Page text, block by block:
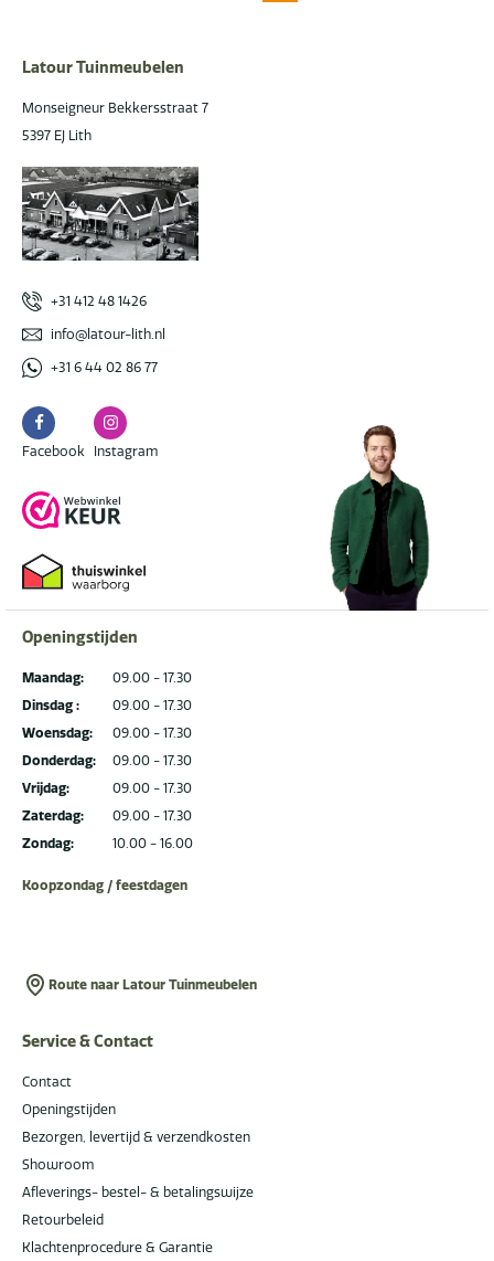
Latour Tuinmeubelen
Monseigneur Bekkersstraat 7
5397 EJ Lith
+31 412 48 1426
info@latour-lith.nl
+31 6 44 02 86 77
Facebook
Facebook
Instagram
Instagram
Openingstijden
Maandag:
Dinsdag :
Woensdag:
Donderdag:
Vrijdag:
Zaterdag:
Zondag:
09.00 - 17.30
09.00 - 17.30
09.00 - 17.30
09.00 - 17.30
09.00 - 17.30
09.00 - 17.30
10.00 - 16.00
Koopzondag / feestdagen
Route naar Latour Tuinmeubelen
Service & Contact
Contact
Openingstijden
Bezorgen, levertijd & verzendkosten
Showroom
Afleverings- bestel- & betalingswijze
Retourbeleid
Klachtenprocedure & Garantie